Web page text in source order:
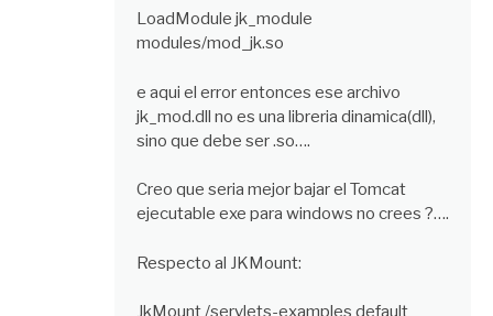
LoadModule jk_module
modules/mod_jk.so
e aqui el error entonces ese archivo
jk_mod.dll no es una libreria dinamica(dll),
sino que debe ser .so….
Creo que seria mejor bajar el Tomcat
ejecutable exe para windows no crees ?….
Respecto al JKMount:
JkMount /servlets-examples default